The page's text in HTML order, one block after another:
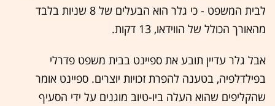
לבית המשפט - כי גלר הוא הבעלים של 8 שניות בלבד
מהאורך הכולל של הווידאו, 13 דקות.
אבל גלר עדיין תובע את ספיינט בבית משפט פדרלי
בפילדלפיה, בטענה להפרת זכויות יוצרים. ספיינט אומר
שהקליפים שהוא העלה ביו-טיוב מוגנים על ידי הסעיף